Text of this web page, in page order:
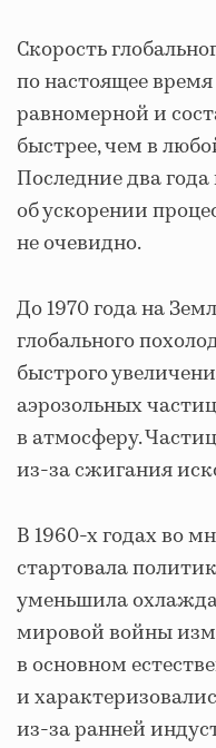
Скорость
по настоящее
равномерной и
быстрее, чем в
Последние два
об ускорении
не очевидно.
До 1970 года на
глобального
быстрого
аэрозольных
в атмосферу.
из-за сжигания
В 1960-х годах во
стартовала
уменьшила
мировой войны
в основном
и
из-за ранней